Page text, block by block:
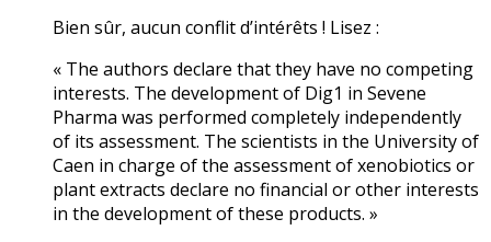
Bien sûr, aucun conflit d’intérêts ! Lisez :
« The authors declare that they have no competing
interests. The development of Dig1 in Sevene
Pharma was performed completely independently
of its assessment. The scientists in the University of
Caen in charge of the assessment of xenobiotics or
plant extracts declare no financial or other interests
in the development of these products. »